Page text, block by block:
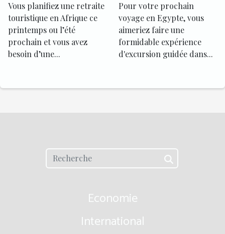
Vous planifiez une retraite
touristique en Afrique ce
printemps ou l’été
prochain et vous avez
besoin d’une...
Pour votre prochain
voyage en Egypte, vous
aimeriez faire une
formidable expérience
d'excursion guidée dans...
Economie
International